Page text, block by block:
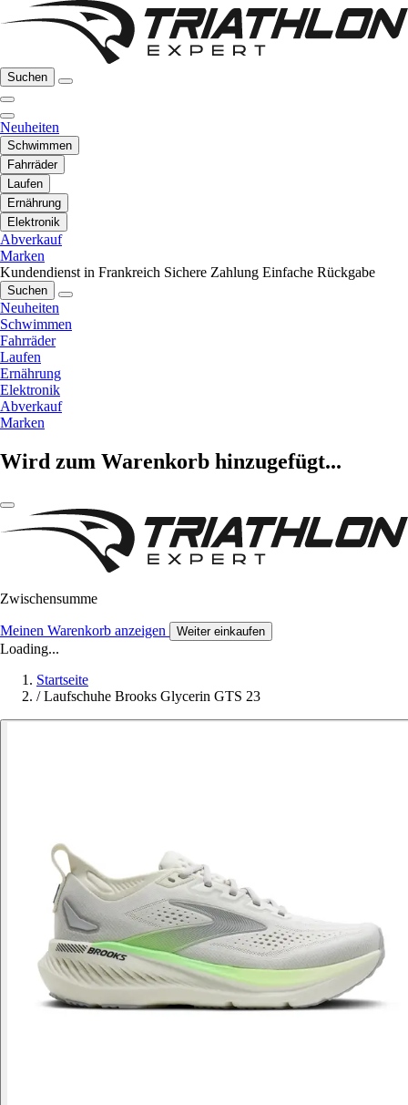
Suchen
Neuheiten
Schwimmen
Fahrräder
Laufen
Ernährung
Elektronik
Abverkauf
Marken
Kundendienst in Frankreich Sichere Zahlung Einfache Rückgabe
Suchen
Neuheiten
Schwimmen
Fahrräder
Laufen
Ernährung
Elektronik
Abverkauf
Marken
Wird zum Warenkorb hinzugefügt...
Zwischensumme
Meinen Warenkorb anzeigen Weiter einkaufen
Loading...
Startseite
/ Laufschuhe Brooks Glycerin GTS 23